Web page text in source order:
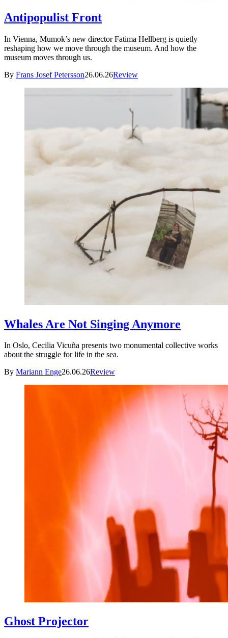
Antipopulist Front
In Vienna, Mumok’s new director Fatima Hellberg is quietly
reshaping how we move through the museum. And how the
museum moves through us.
By Frans Josef Petersson26.06.26Review
Whales Are Not Singing Anymore
In Oslo, Cecilia Vicuña presents two monumental collective works
about the struggle for life in the sea.
By Mariann Enge26.06.26Review
Ghost Projector